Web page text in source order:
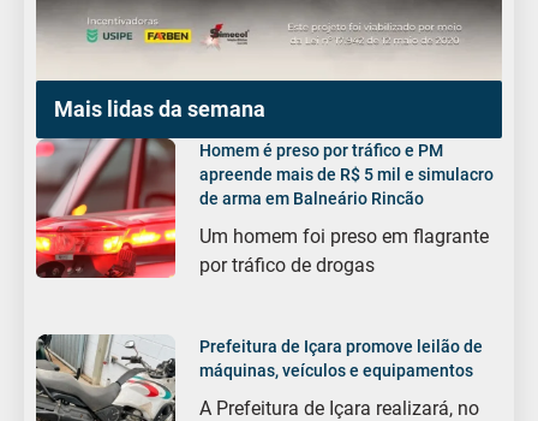
Mais lidas da semana
Homem é preso por tráfico e PM
apreende mais de R$ 5 mil e simulacro
de arma em Balneário Rincão
Um homem foi preso em flagrante
por tráfico de drogas
Prefeitura de Içara promove leilão de
máquinas, veículos e equipamentos
A Prefeitura de Içara realizará, no